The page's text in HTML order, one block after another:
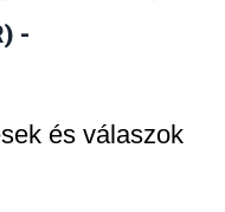
-
és válaszok
EU-s
kizárt, hogy a
szereplő piaci szereplő